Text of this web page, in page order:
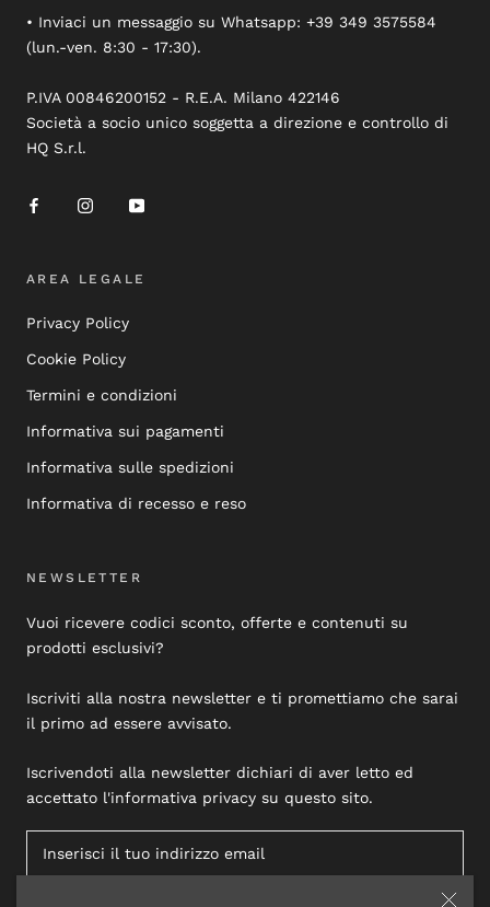
• Inviaci un messaggio su Whatsapp: +39 349 3575584
(lun.-ven. 8:30 - 17:30).
P.IVA 00846200152 - R.E.A. Milano 422146
Società a socio unico soggetta a direzione e controllo di
HQ S.r.l.
AREA LEGALE
Privacy Policy
Cookie Policy
Termini e condizioni
Informativa sui pagamenti
Informativa sulle spedizioni
Informativa di recesso e reso
NEWSLETTER
Vuoi ricevere codici sconto, offerte e contenuti su
prodotti esclusivi?
Iscriviti alla nostra newsletter e ti promettiamo che sarai
il primo ad essere avvisato.
Iscrivendoti alla newsletter dichiari di aver letto ed
accettato l'informativa privacy su questo sito.